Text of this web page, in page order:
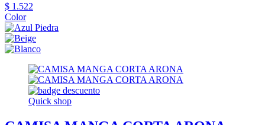
$ 1.522
Color
Quick shop